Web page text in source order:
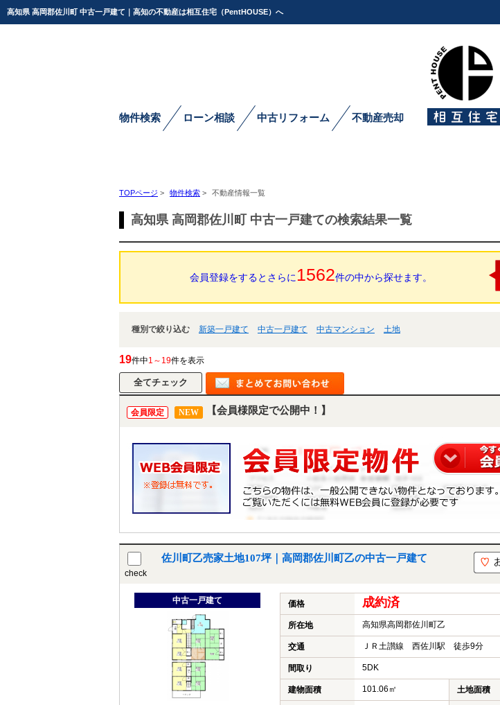
高知県 高岡郡佐川町 中古一戸建て｜高知の不動産は相互住宅（PentHOUSE）へ
物件検索 ローン相談 中古リフォーム 不動産売却
TOPページ > 物件検索 > 不動産情報一覧
高知県 高岡郡佐川町 中古一戸建ての検索結果一覧
会員登録をするとさらに 1562件の中から探せます。
種別で絞り込む 新築一戸建て 中古一戸建て 中古マンション 土地
19件中1～19件を表示
会員限定 NEW 【会員様限定で公開中！】
check
佐川町乙売家土地107坪｜高岡郡佐川町乙の中古一戸建て
中古一戸建て 価格 成約済
所在地 高知県高岡郡佐川町乙
交通 ＪＲ土讃線 西佐川駅 徒歩9分
間取り 5DK
建物面積 101.06㎡ 土地面積